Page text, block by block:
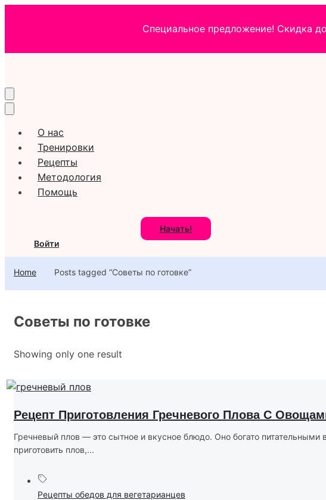
Специальное предложение! Скидка
О нас
Тренировки
Рецепты
Методология
Помощь
Начать!
Войти
Home Posts tagged “Советы по готовке”
Советы по готовке
Showing only one result
Рецепт Приготовления Гречневого Плова С
Гречневый плов — это сытное и вкусное блюдо. Оно богато питательными
приготовить плов,...
Рецепты обедов для вегетарианцев